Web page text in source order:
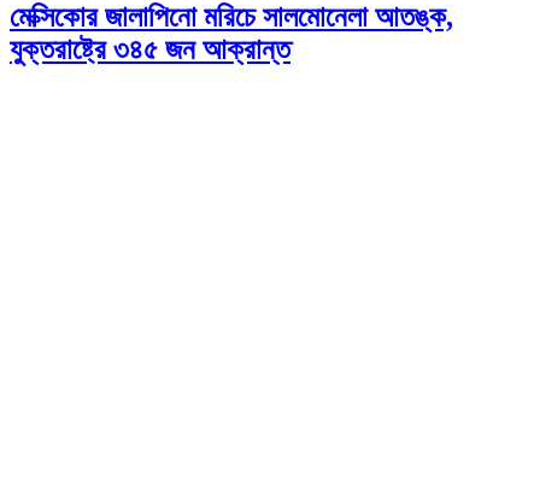
মেক্সিকোর জালাপিনো মরিচে সালমোনেলা আতঙ্ক,
যুক্তরাষ্ট্রে ৩৪৫ জন আক্রান্ত